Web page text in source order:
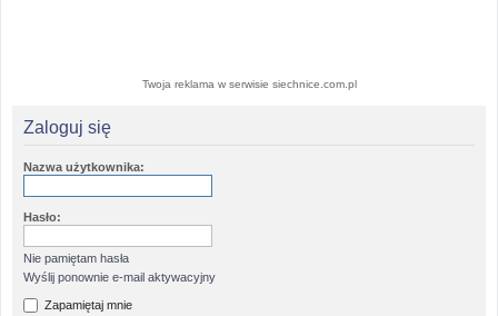
Twoja reklama w serwisie siechnice.com.pl
Zaloguj się
Nazwa użytkownika:
Hasło:
Nie pamiętam hasła
Wyślij ponownie e-mail aktywacyjny
Zapamiętaj mnie